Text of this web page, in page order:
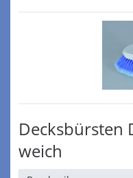
Decksbürsten
weich